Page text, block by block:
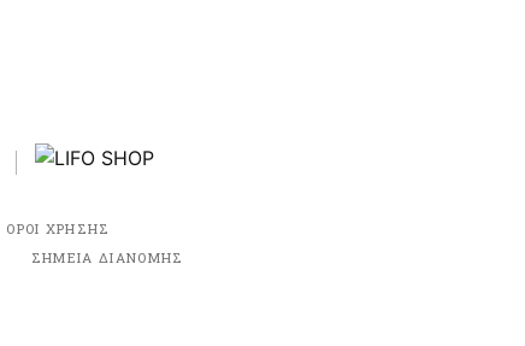
ΟΡΟΙ ΧΡΗΣΗΣ
ΣΗΜΕΙΑ ΔΙΑΝΟΜΗΣ